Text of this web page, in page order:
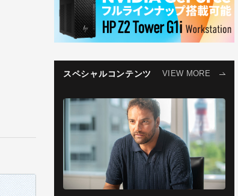
スペシャルコンテンツ VIEW MORE